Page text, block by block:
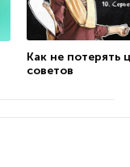
Как не потерять
советов